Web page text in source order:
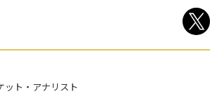
ット・アナリスト